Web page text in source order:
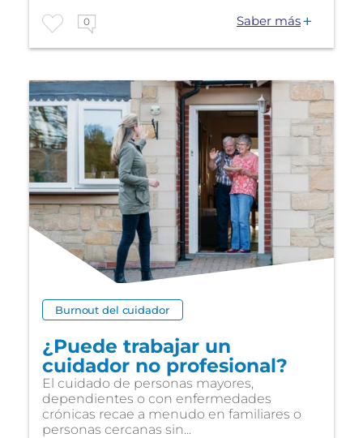
0 Saber más
Burnout del cuidador
¿Puede trabajar un
cuidador no profesional?
El cuidado de personas mayores,
dependientes o con enfermedades
crónicas recae a menudo en familiares o
personas cercanas sin...